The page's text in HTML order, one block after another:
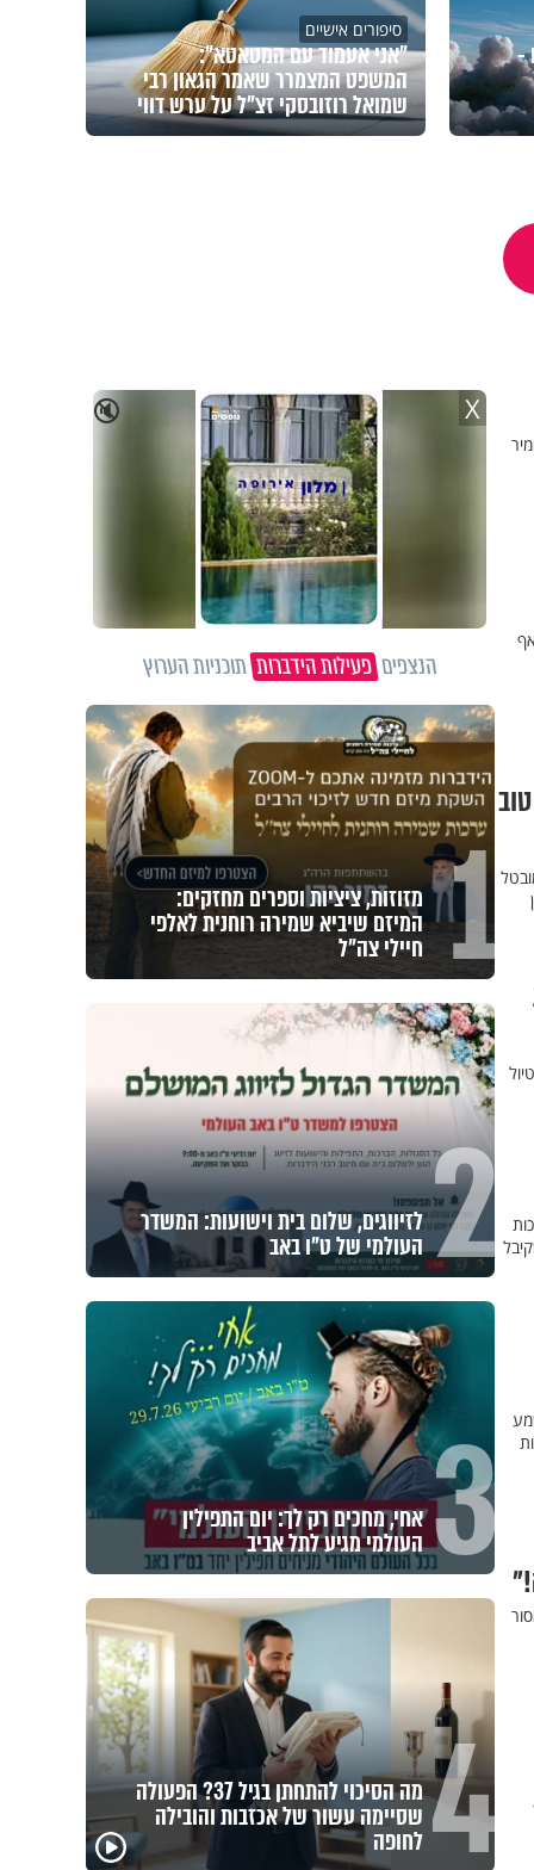
-
סיפורים אישיים
"אני אעמוד עם המטאטא":
המשפט המצמרר שאמר הגאון רבי
שמואל רוזובסקי זצ"ל על ערש דווי
בטן לאחר 11 שנים בזכות
🔇 X
הנצפיםפעילות הידברותתוכניות הערוץ
1 מזוזות, ציציות וספרים מחזקים:
המיזם שיביא שמירה רוחנית לאלפי
חיילי צה"ל
2 לזיווגים, שלום בית וישועות: המשדר
העולמי של ט"ו באב
3 אחי, מחכים רק לך: יום התפילין
העולמי מגיע לתל אביב
4 מה הסיכוי להתחתן בגיל 37? הפעולה
שסיימה עשור של אכזבות והובילה
לחופה